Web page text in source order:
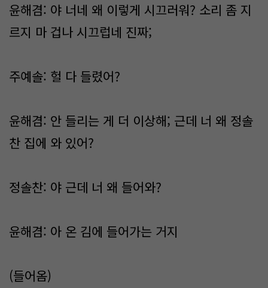
윤해겸: 야 너네 왜 이렇게 시끄러워? 소리 좀 지
르지 마 겁나 시끄럽네 진짜;
주예솔: 헐 다 들렸어?
윤해겸: 안 들리는 게 더 이상해; 근데 너 왜 정솔
찬 집에 와 있어?
정솔찬: 야 근데 너 왜 들어와?
윤해겸: 아 온 김에 들어가는 거지
(들어옴)